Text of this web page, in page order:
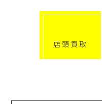
店頭買取